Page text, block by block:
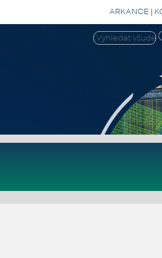
ARKANCE |